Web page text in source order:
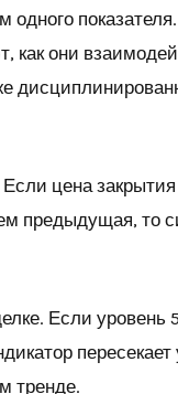
как они
цена
предыдущая, то
Если уровень
пересекает
тренде.